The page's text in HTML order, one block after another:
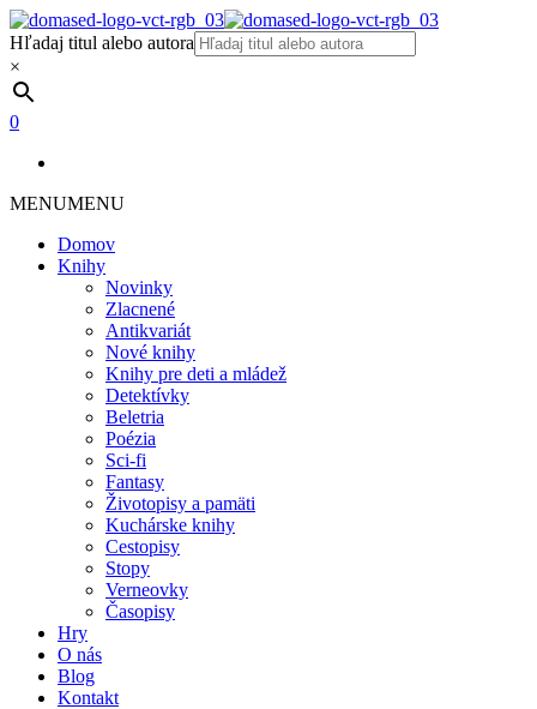
Hľadaj titul alebo autora
×
0
MENUMENU
Domov
Knihy
Novinky
Zlacnené
Antikvariát
Nové knihy
Knihy pre deti a mládež
Detektívky
Beletria
Poézia
Sci-fi
Fantasy
Životopisy a pamäti
Kuchárske knihy
Cestopisy
Stopy
Verneovky
Časopisy
Hry
O nás
Blog
Kontakt